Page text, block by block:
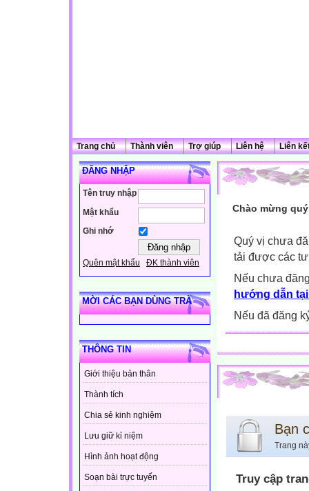
Trang chủ Thành viên Trợ giúp Liên hệ Liên
ĐĂNG NHẬP
Tên truy nhập
Mật khẩu
Ghi nhớ
Quên mật khẩu ĐK thành viên
MỜI CÁC BẠN DÙNG TRÀ
THÔNG TIN
Giới thiệu bản thân
Thành tích
Chia sẻ kinh nghiệm
Lưu giữ kỉ niệm
Hình ảnh hoạt động
Soạn bài trực tuyến
Chào mừng
Quý vị chưa
tải được các
Nếu chưa
hướng dẫn
Nếu đã đăng
Bạn
Trang
Truy cập